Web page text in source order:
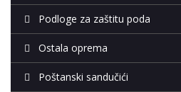
Podloge za zaštitu poda
Ostala oprema
Poštanski sandučići